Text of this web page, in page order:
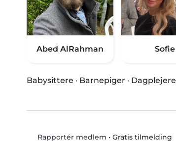
Abed AlRahman Sofie
Babysittere · Barnepiger · Dagplejere
Rapportér medlem • Gratis tilmelding